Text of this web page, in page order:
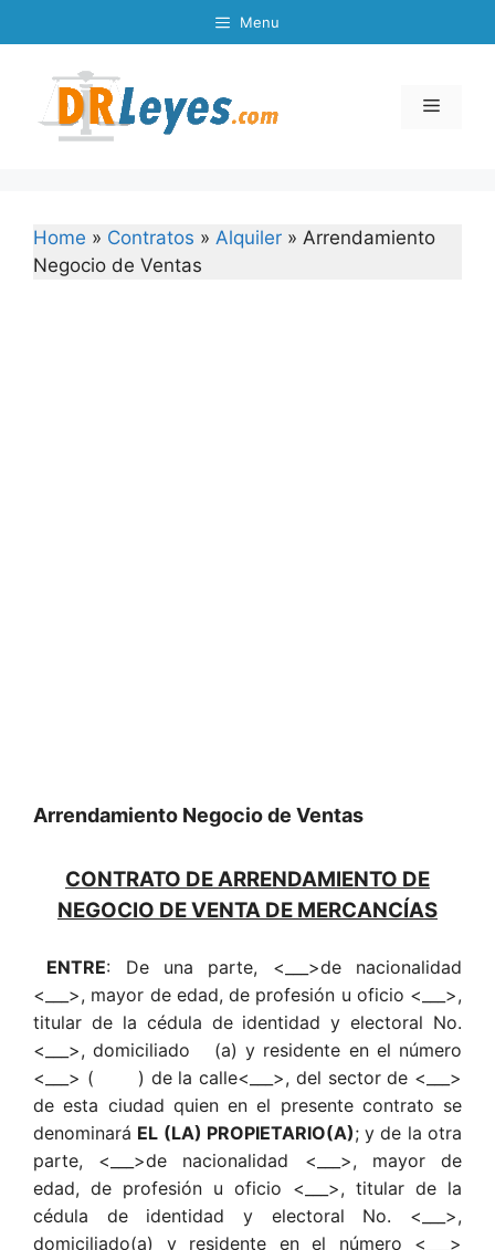
to
Menu
Menu
Home » Contratos » Alquiler » Arrendamiento
Negocio de Ventas
Arrendamiento Negocio de Ventas
CONTRATO DE ARRENDAMIENTO DE
NEGOCIO DE VENTA DE MERCANCÍAS
ENTRE: De una parte, <___>de nacionalidad
<___>, mayor de edad, de profesión u oficio <___>,
titular de la cédula de identidad y electoral No.
<___>, domiciliado (a) y residente en el número
<___> ( ) de la calle<___>, del sector de <___>
de esta ciudad quien en el presente contrato se
denominará EL (LA) PROPIETARIO(A); y de la otra
parte, <___>de nacionalidad <___>, mayor de
edad, de profesión u oficio <___>, titular de la
cédula de identidad y electoral No. <___>,
domiciliado(a) y residente en el número <___>